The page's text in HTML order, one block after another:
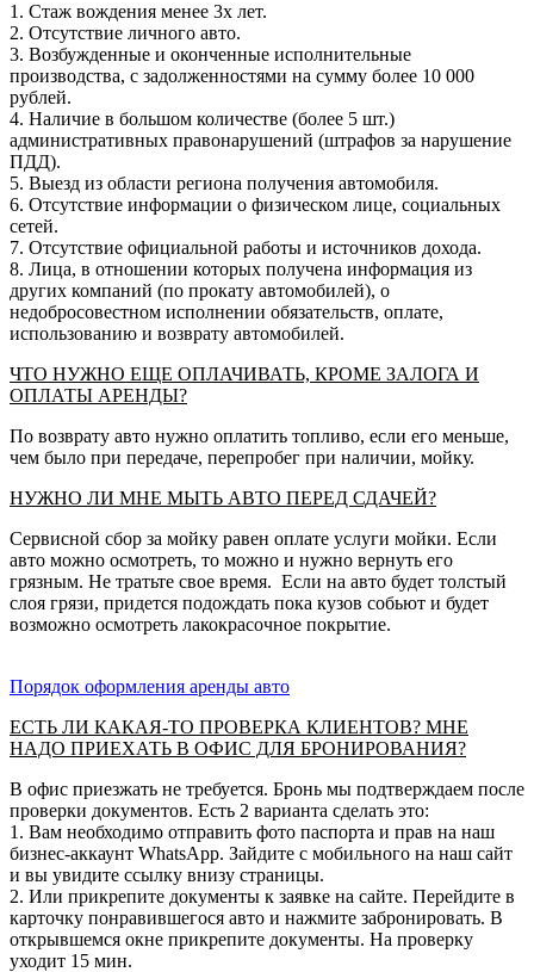
1. Стаж вождения менее 3х лет.
2. Отсутствие личного авто.
3. Возбужденные и оконченные исполнительные
производства, с задолженностями на сумму более 10 000
рублей.
4. Наличие в большом количестве (более 5 шт.)
административных правонарушений (штрафов за нарушение
ПДД).
5. Выезд из области региона получения автомобиля.
6. Отсутствие информации о физическом лице, социальных
сетей.
7. Отсутствие официальной работы и источников дохода.
8. Лица, в отношении которых получена информация из
других компаний (по прокату автомобилей), о
недобросовестном исполнении обязательств, оплате,
использованию и возврату автомобилей.
ЧТО НУЖНО ЕЩЕ ОПЛАЧИВАТЬ, КРОМЕ ЗАЛОГА И
ОПЛАТЫ АРЕНДЫ?
По возврату авто нужно оплатить топливо, если его меньше,
чем было при передаче, перепробег при наличии, мойку.
НУЖНО ЛИ МНЕ МЫТЬ АВТО ПЕРЕД СДАЧЕЙ?
Сервисной сбор за мойку равен оплате услуги мойки. Если
авто можно осмотреть, то можно и нужно вернуть его
грязным. Не тратьте свое время. Если на авто будет толстый
слоя грязи, придется подождать пока кузов собьют и будет
возможно осмотреть лакокрасочное покрытие.
Порядок оформления аренды авто
ЕСТЬ ЛИ КАКАЯ-ТО ПРОВЕРКА КЛИЕНТОВ? МНЕ
НАДО ПРИЕХАТЬ В ОФИС ДЛЯ БРОНИРОВАНИЯ?
В офис приезжать не требуется. Бронь мы подтверждаем после
проверки документов. Есть 2 варианта сделать это:
1. Вам необходимо отправить фото паспорта и прав на наш
бизнес-аккаунт WhatsApp. Зайдите с мобильного на наш сайт
и вы увидите ссылку внизу страницы.
2. Или прикрепите документы к заявке на сайте. Перейдите в
карточку понравившегося авто и нажмите забронировать. В
открывшемся окне прикрепите документы. На проверку
уходит 15 мин.